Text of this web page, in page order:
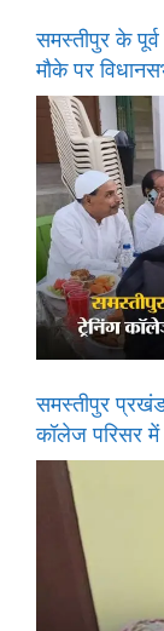
समस्तीपुर के
मौके पर
समस्तीपुर प्रखंड
कॉलेज परिसर में